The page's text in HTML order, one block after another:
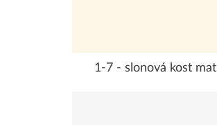
1-7 - slonová kost mat